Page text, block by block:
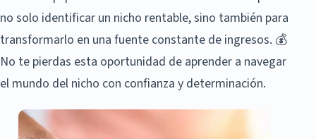
no solo identificar un nicho rentable, sino también para
transformarlo en una fuente constante de ingresos. 💰
No te pierdas esta oportunidad de aprender a navegar
el mundo del nicho con confianza y determinación.